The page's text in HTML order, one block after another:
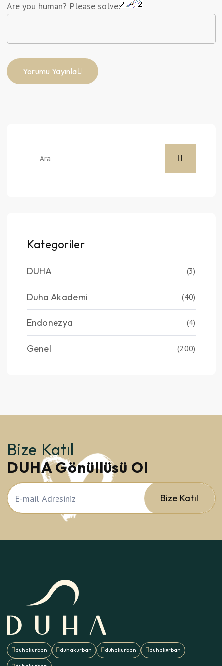
Are you human? Please solve:
Yorumu Yayınla
Kategoriler
DUHA (3)
Duha Akademi (40)
Endonezya (4)
Genel (200)
Bize Katıl
DUHA Gönüllüsü Ol
Bize Katıl